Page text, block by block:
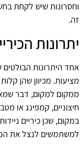
וחסרונות שיש לקחת
זה.
יתרונות
אחד היתרונות הבולטים
מציעות. מכיוון שהן
ממקום למקום, דבר
חיצוניים, קמפינג או
במקום, שכן כיריים
למשתמשים לנצל את